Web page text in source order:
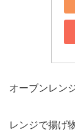
オーブンレン
レンジで揚げ